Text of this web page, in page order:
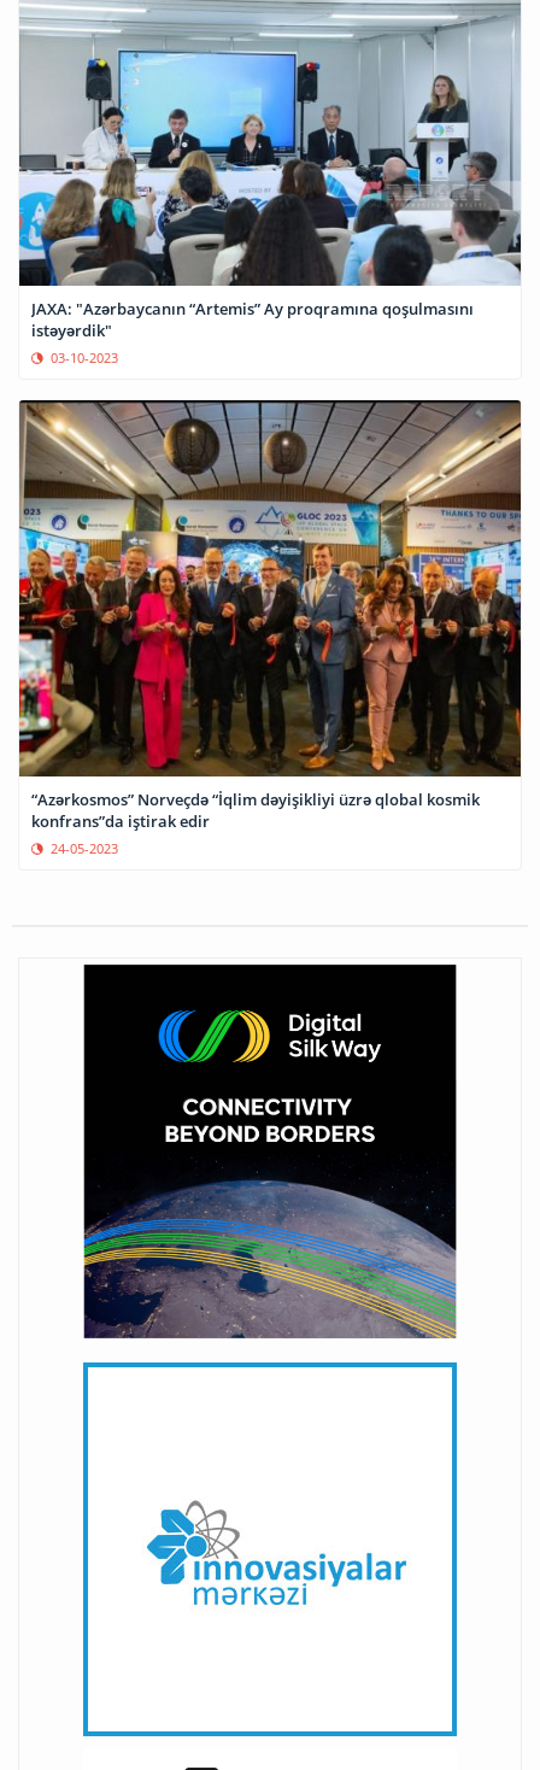
JAXA: "Azərbaycanın “Artemis” Ay proqramına qoşulmasını
istəyərdik"
03-10-2023
“Azərkosmos” Norveçdə “İqlim dəyişikliyi üzrə qlobal kosmik
konfrans”da iştirak edir
24-05-2023